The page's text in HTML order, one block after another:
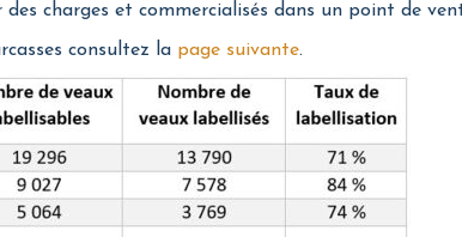
charges et commercialisés dans un point de
consultez la page suivante.